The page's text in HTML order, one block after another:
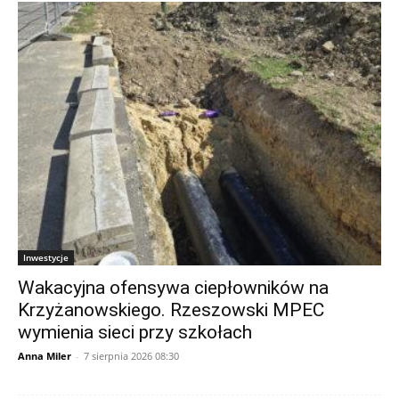
Inwestycje
Wakacyjna ofensywa ciepłowników na
Krzyżanowskiego. Rzeszowski MPEC
wymienia sieci przy szkołach
Anna Miler - 7 sierpnia 2026 08:30